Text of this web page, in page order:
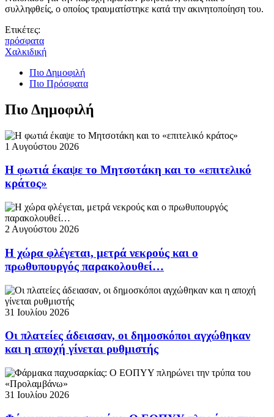
συλληφθείς, ο οποίος τραυματίστηκε κατά την ακινητοποίηση του.
Ετικέτες:
πρόσφατα
Χαλκιδική
Πιο Δημοφιλή
Πιο Πρόσφατα
Πιο Δημοφιλή
1 Αυγούστου 2026
Η φωτιά έκαψε το Μητσοτάκη και το «επιτελικό
κράτος»
2 Αυγούστου 2026
Η χώρα φλέγεται, μετρά νεκρούς και ο
πρωθυπουργός παρακολουθεί…
31 Ιουλίου 2026
Οι πλατείες άδειασαν, οι δημοσκόποι αγχώθηκαν
και η αποχή γίνεται ρυθμιστής
31 Ιουλίου 2026